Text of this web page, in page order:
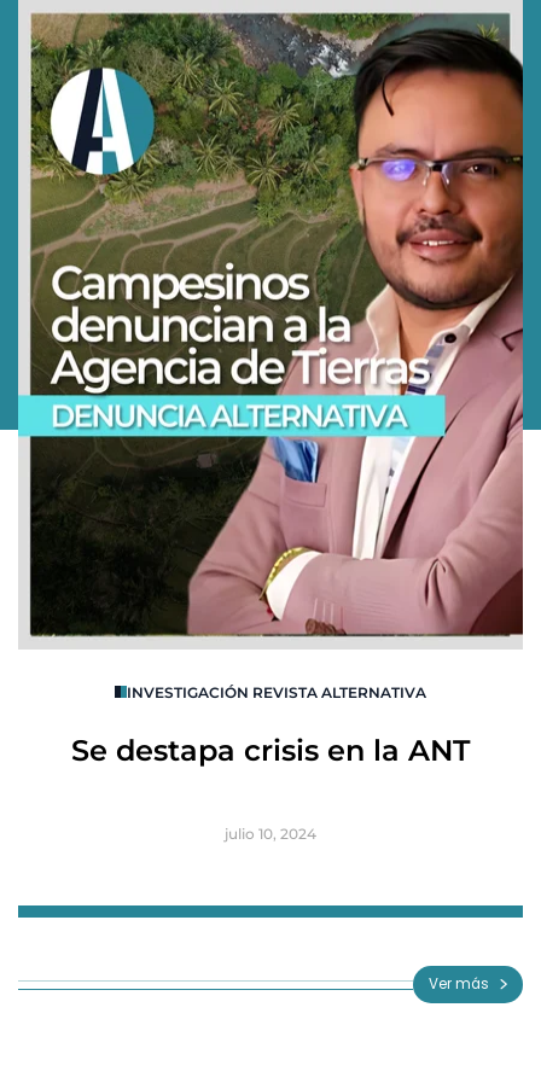
INVESTIGACIÓN REVISTA ALTERNATIVA
Se destapa crisis en la ANT
julio 10, 2024
3
Ver más